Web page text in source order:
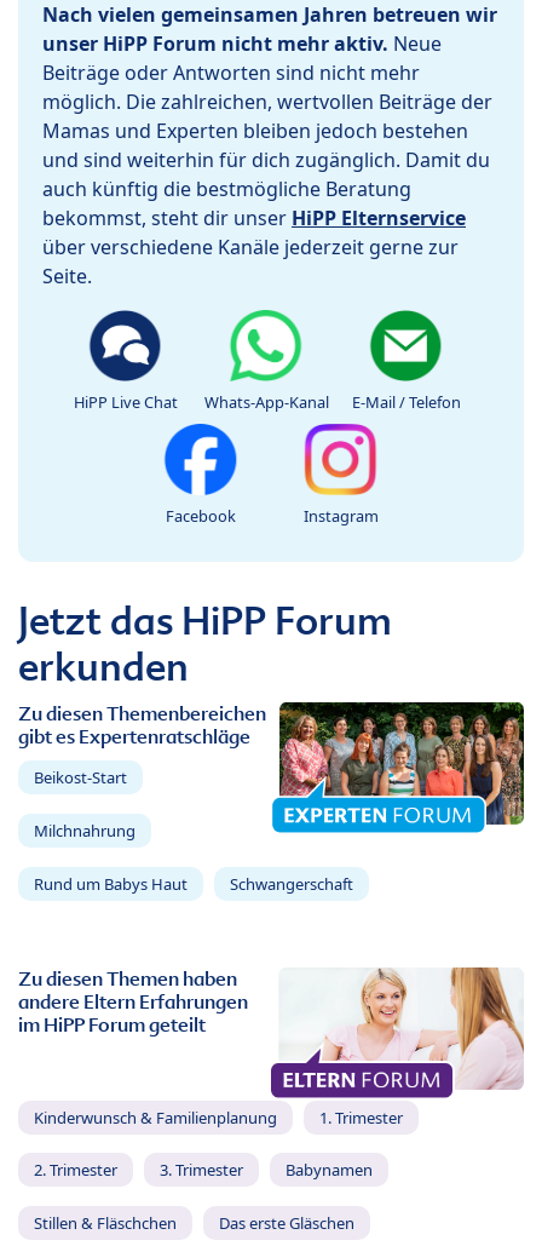
Nach vielen gemeinsamen Jahren betreuen wir
unser HiPP Forum nicht mehr aktiv. Neue
Beiträge oder Antworten sind nicht mehr
möglich. Die zahlreichen, wertvollen Beiträge der
Mamas und Experten bleiben jedoch bestehen
und sind weiterhin für dich zugänglich. Damit du
auch künftig die bestmögliche Beratung
bekommst, steht dir unser HiPP Elternservice
über verschiedene Kanäle jederzeit gerne zur
Seite.
HiPP Live Chat Whats-App-Kanal E-Mail / Telefon
Facebook Instagram
Jetzt das HiPP Forum
erkunden
Zu diesen Themenbereichen
gibt es Expertenratschläge
Beikost-Start
Milchnahrung
Rund um Babys Haut Schwangerschaft
Zu diesen Themen haben
andere Eltern Erfahrungen
im HiPP Forum geteilt
Kinderwunsch & Familienplanung 1. Trimester
2. Trimester 3. Trimester Babynamen
Stillen & Fläschchen Das erste Gläschen